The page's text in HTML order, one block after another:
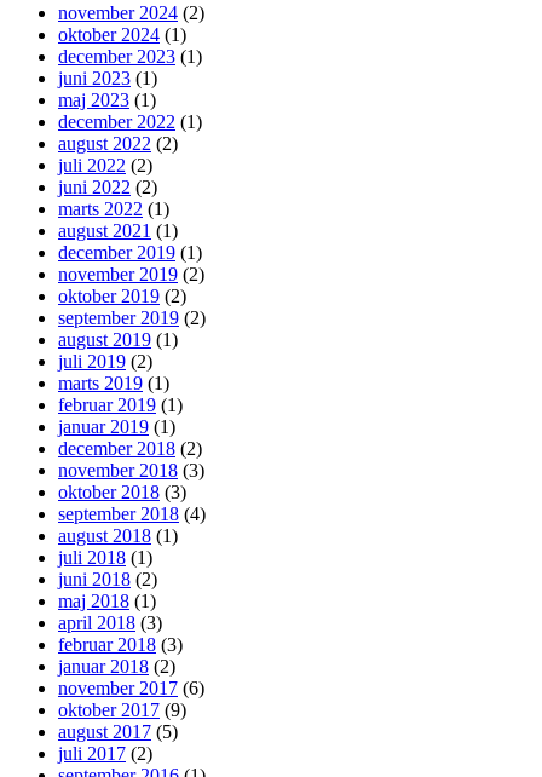
november 2024 (2)
oktober 2024 (1)
december 2023 (1)
juni 2023 (1)
maj 2023 (1)
december 2022 (1)
august 2022 (2)
juli 2022 (2)
juni 2022 (2)
marts 2022 (1)
august 2021 (1)
december 2019 (1)
november 2019 (2)
oktober 2019 (2)
september 2019 (2)
august 2019 (1)
juli 2019 (2)
marts 2019 (1)
februar 2019 (1)
januar 2019 (1)
december 2018 (2)
november 2018 (3)
oktober 2018 (3)
september 2018 (4)
august 2018 (1)
juli 2018 (1)
juni 2018 (2)
maj 2018 (1)
april 2018 (3)
februar 2018 (3)
januar 2018 (2)
november 2017 (6)
oktober 2017 (9)
august 2017 (5)
juli 2017 (2)